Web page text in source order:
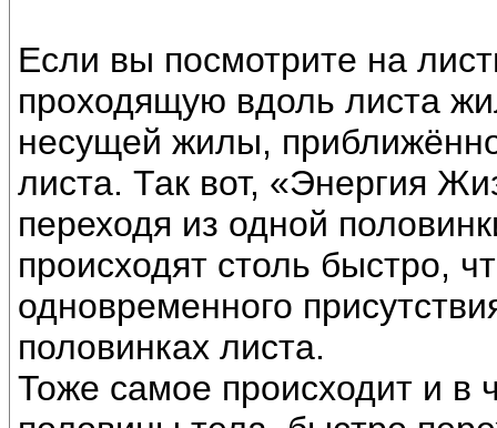
Если вы посмотрите на
проходящую вдоль листа
несущей жилы,
листа. Так вот, «Энергия
переходя из одной
происходят столь быстро,
одновременного
половинках листа.
Тоже самое происходит и в